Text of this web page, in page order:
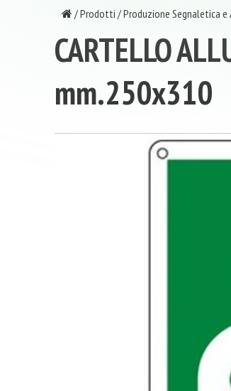
/Prodotti /Produzione Segnaletica e
CARTELLO
mm.250x310